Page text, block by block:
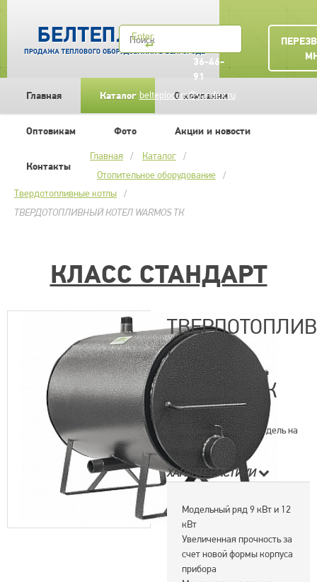
Enter
36-46-
91
belteplocom@yandex.ru
Главная Каталог О компании
Оптовикам Фото Акции и новости
Контакты
Главная
Каталог
Отопительное оборудование
Твердотопливные котлы
ТВЕРДОТОПЛИВНЫЙ КОТЕЛ WARMOS TК
КЛАСС СТАНДАРТ
КОТЕЛ
WARMOS TК
Самая миниатюрная модель на
рынке
ХАРАКТЕРИСТИКИ
Модельный ряд 9 кВт и 12
кВт
Увеличенная прочность за
счет новой формы корпуса
прибора